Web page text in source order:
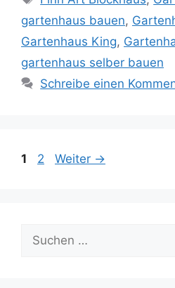
gartenhaus bauen,
Gartenhaus King,
gartenhaus selber bauen
Schreibe einen
Seite
1 Seite
2 Weiter →
nach: